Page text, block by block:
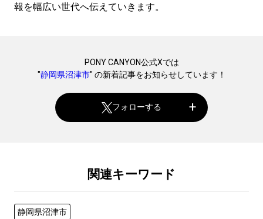
報を幅広い世代へ伝えていきます。
PONY CANYON公式Xでは
"静岡県沼津市" の新着記事をお知らせしています！
フォローする
関連キーワード
静岡県沼津市